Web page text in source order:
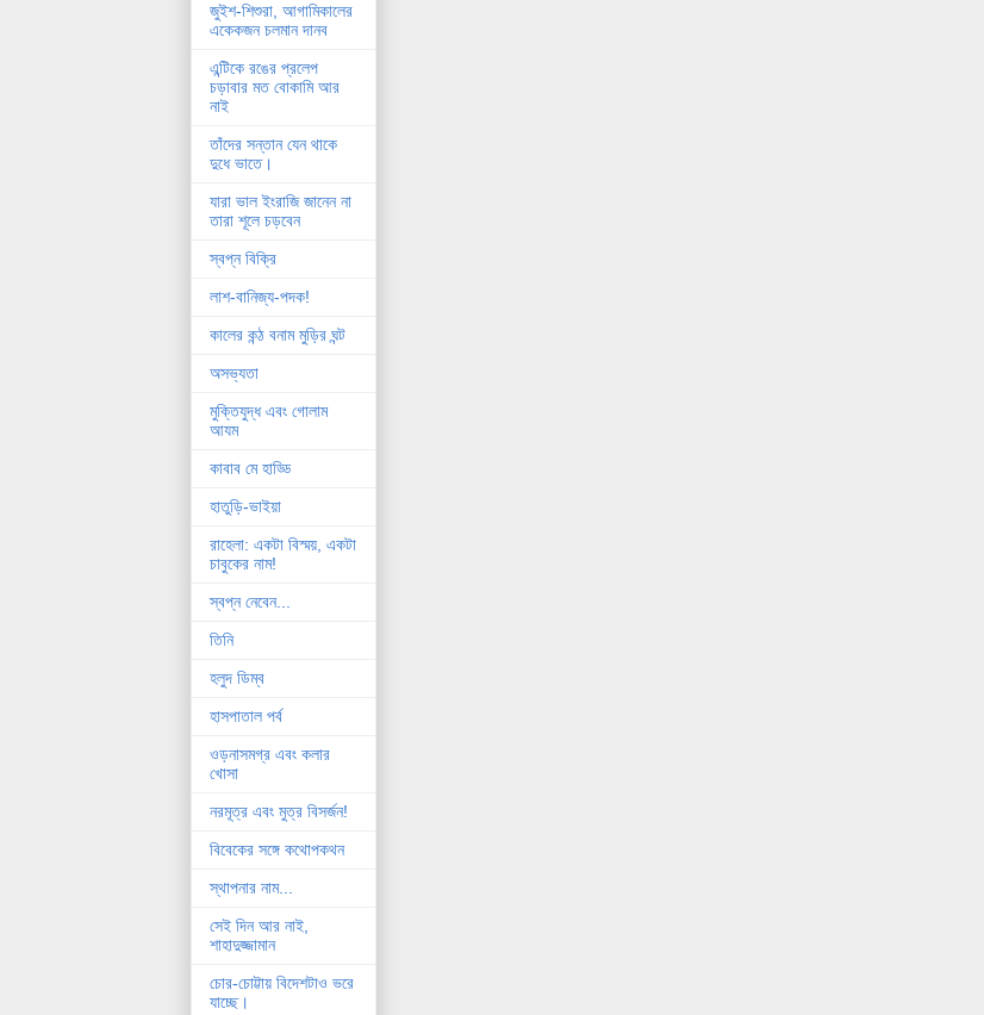
জুইশ-শিশুরা, আগামিকালের
একেকজন চলমান দানব
এন্টিকে রঙের প্রলেপ
চড়াবার মত বোকামি আর
নাই
তাঁদের সন্তান যেন থাকে
দুধে ভাতে।
যারা ভাল ইংরাজি জানেন না
তারা শূলে চড়বেন
স্বপ্ন বিক্রি
লাশ-বানিজ্য-পদক!
কালের কন্ঠ বনাম মুড়ির ঘন্ট
অসভ্যতা
মুক্তিযুদ্ধ এবং গোলাম
আযম
কাবাব মে হাড্ডি
হাতুড়ি-ভাইয়া
রাহেলা: একটা বিস্ময়, একটা
চাবুকের নাম!
স্বপ্ন নেবেন...
তিনি
হলুদ ডিম্ব
হাসপাতাল পর্ব
ওড়নাসমগ্র এবং কলার
খোসা
নরমূত্র এবং মুত্র বিসর্জন!
বিবেকের সঙ্গে কথোপকথন
স্থাপনার নাম...
সেই দিন আর নাই,
শাহাদুজ্জামান
চোর-চোট্টায় বিদেশটাও ভরে
যাচ্ছে।